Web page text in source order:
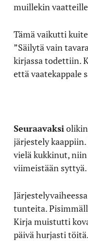
muillekin
Tämä vaikutti
”Säilytä vain
kirjassa todettiin.
että vaatekappale
Seuraavaksi
järjestely kaappiin.
vielä kukkinut, niin
viimeistään syttyä.
tunteita.
Kirja muistutti
päivä hurjasti töitä.